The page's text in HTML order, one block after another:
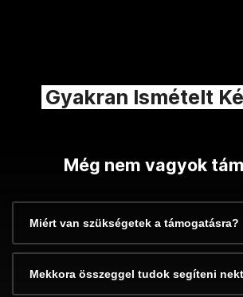
Gyakran Ismételt
Még nem vagyok
Miért van szükségetek a támogatásra?
Mekkora összeggel tudok segíteni